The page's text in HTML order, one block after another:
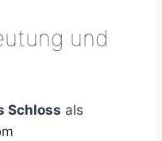
und
Schloss als